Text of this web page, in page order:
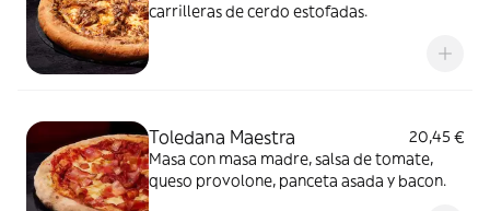
carrilleras de cerdo estofadas.
Toledana Maestra
20,45 €
Masa con masa madre, salsa de tomate,
queso provolone, panceta asada y bacon.